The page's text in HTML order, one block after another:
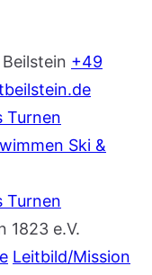
Beilstein +49
Turnen
Ski &
Turnen
1823 e.V.
Leitbild/Mission